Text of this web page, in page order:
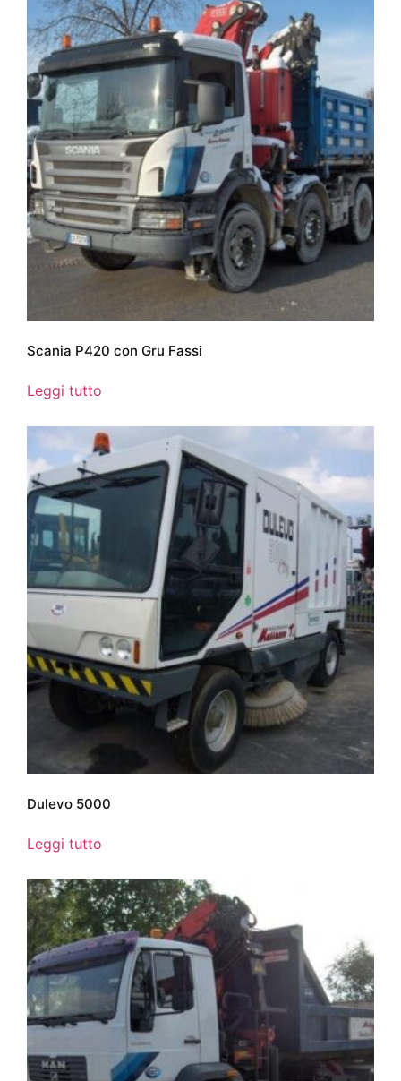
Scania P420 con Gru Fassi
Leggi tutto
Dulevo 5000
Leggi tutto